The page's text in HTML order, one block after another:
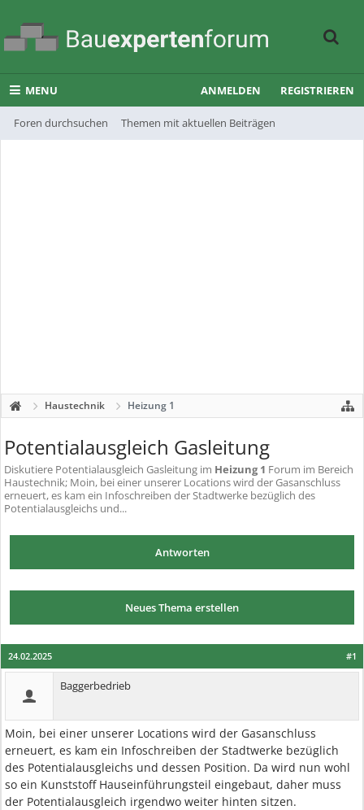
MENU
Foren durchsuchen Themen mit aktuellen Beiträgen
ANMELDEN REGISTRIEREN
Haustechnik Heizung 1
Potentialausgleich Gasleitung
Diskutiere Potentialausgleich Gasleitung im Heizung 1 Forum im Bereich
Haustechnik; Moin, bei einer unserer Locations wird der Gasanschluss
erneuert, es kam ein Infoschreiben der Stadtwerke bezüglich des
Potentialausgleichs und...
Antworten
Neues Thema erstellen
#1
24.02.2025
Baggerbedrieb
Moin, bei einer unserer Locations wird der Gasanschluss
erneuert, es kam ein Infoschreiben der Stadtwerke bezüglich
des Potentialausgleichs und dessen Position. Da wird nun wohl
so ein Kunststoff Hauseinführungsteil eingebaut, daher muss
der Potentialausgleich irgendwo weiter hinten sitzen.